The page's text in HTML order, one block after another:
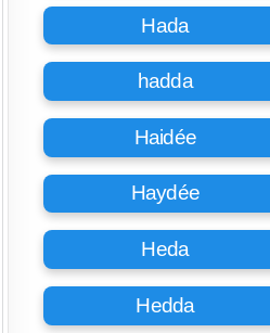
Hada
hadda
Haidée
Haydée
Heda
Hedda